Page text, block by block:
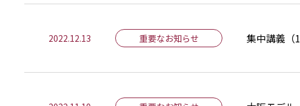
2022.12.13 重要なお知らせ 集中講義（